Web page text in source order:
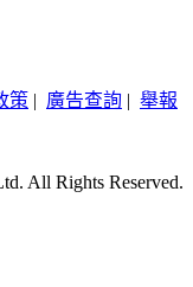
策 | 廣告查詢 | 舉報
All Rights Reserved.